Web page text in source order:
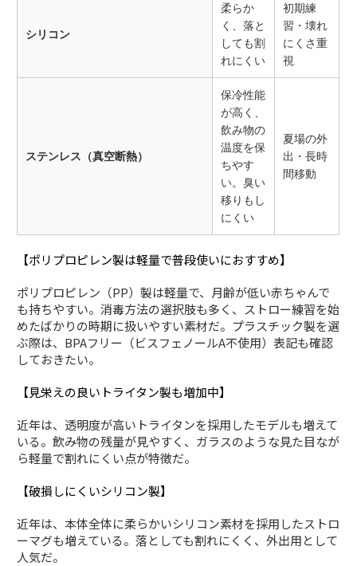
シリコン
柔らか
く、落と
しても割
れにくい
初期練
習・壊れ
にくさ重
視
ステンレス（真空断熱）
保冷性能
が高く、
飲み物の
温度を保
ちやす
い。臭い
移りもし
にくい
夏場の外
出・長時
間移動
【ポリプロピレン製は軽量で普段使いにおすすめ】
ポリプロピレン（PP）製は軽量で、月齢が低い赤ちゃんで
も持ちやすい。消毒方法の選択肢も多く、ストロー練習を始
めたばかりの時期に扱いやすい素材だ。プラスチック製を選
ぶ際は、BPAフリー（ビスフェノールA不使用）表記も確認
しておきたい。
【見栄えの良いトライタン製も増加中】
近年は、透明度が高いトライタンを採用したモデルも増えて
いる。飲み物の残量が見やすく、ガラスのような見た目なが
ら軽量で割れにくい点が特徴だ。
【破損しにくいシリコン製】
近年は、本体全体に柔らかいシリコン素材を採用したストロ
ーマグも増えている。落としても割れにくく、外出用として
人気だ。